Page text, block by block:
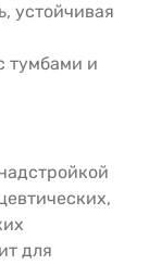
устойчивая
тумбами и
для